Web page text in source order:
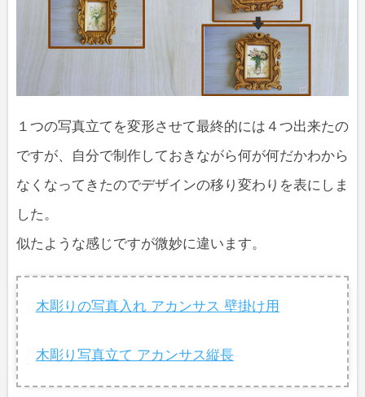
１つの写真立てを変形させて最終的には４つ出来たの
ですが、自分で制作しておきながら何が何だかわから
なくなってきたのでデザインの移り変わりを表にしま
した。
似たような感じですが微妙に違います。
木彫りの写真入れ アカンサス 壁掛け用
木彫り写真立て アカンサス縦長